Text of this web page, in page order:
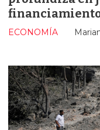
ECONOMÍA